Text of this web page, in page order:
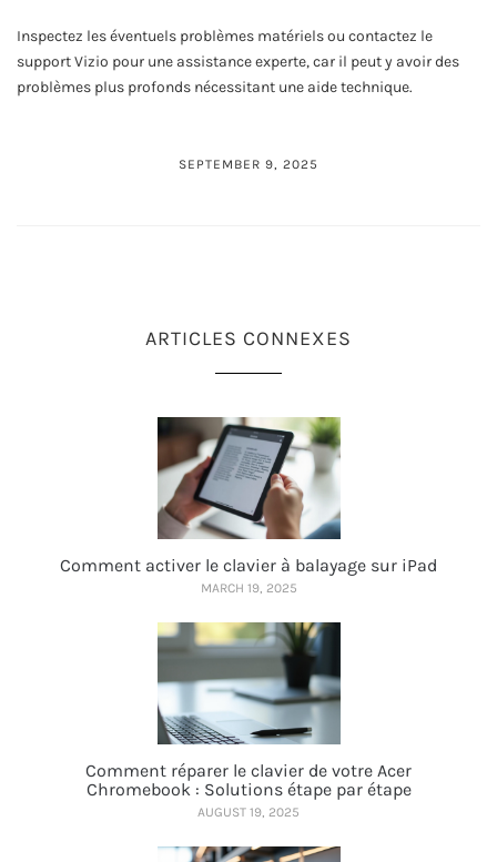
Inspectez les éventuels problèmes matériels ou contactez le
support Vizio pour une assistance experte, car il peut y avoir des
problèmes plus profonds nécessitant une aide technique.
SEPTEMBER 9, 2025
ARTICLES CONNEXES
Comment activer le clavier à balayage sur iPad
MARCH 19, 2025
Comment réparer le clavier de votre Acer
Chromebook : Solutions étape par étape
AUGUST 19, 2025